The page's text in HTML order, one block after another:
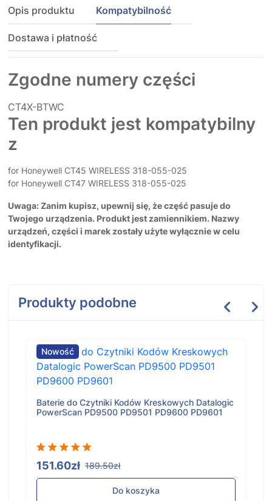
Opis produktu Kompatybilność
Dostawa i płatność
Zgodne numery części
CT4X-BTWC
Ten produkt jest kompatybilny
z
for Honeywell CT45 WIRELESS 318-055-025
for Honeywell CT47 WIRELESS 318-055-025
Uwaga: Zanim kupisz, upewnij się, że część pasuje do
Twojego urządzenia. Produkt jest zamiennikiem. Nazwy
urządzeń, części i marek zostały użyte wyłącznie w celu
identyfikacji.
Produkty podobne
Nowość
Baterie do Czytniki Kodów Kreskowych Datalogic
PowerScan PD9500 PD9501 PD9600 PD9601
151.60zł 189.50zł
Do koszyka